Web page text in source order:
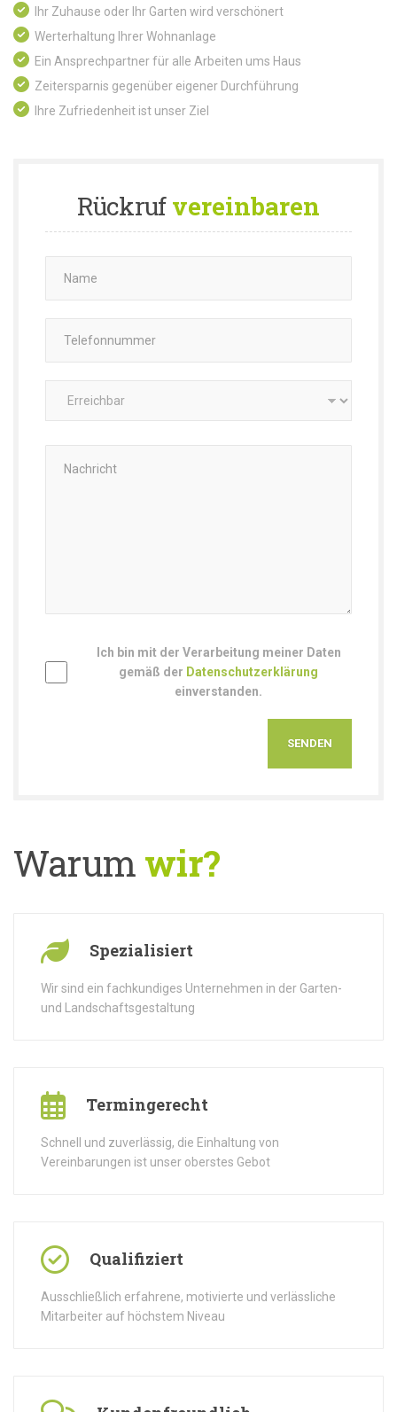
Ihr Zuhause oder Ihr Garten wird verschönert
Werterhaltung Ihrer Wohnanlage
Ein Ansprechpartner für alle Arbeiten ums Haus
Zeitersparnis gegenüber eigener Durchführung
Ihre Zufriedenheit ist unser Ziel
Rückrufvereinbaren
Ich bin mit der Verarbeitung meiner Daten
gemäß der Datenschutzerklärung
einverstanden.
Warum wir?
Spezialisiert
Wir sind ein fachkundiges Unternehmen in der Garten-
und Landschaftsgestaltung
Termingerecht
Schnell und zuverlässig, die Einhaltung von
Vereinbarungen ist unser oberstes Gebot
Qualifiziert
Ausschließlich erfahrene, motivierte und verlässliche
Mitarbeiter auf höchstem Niveau